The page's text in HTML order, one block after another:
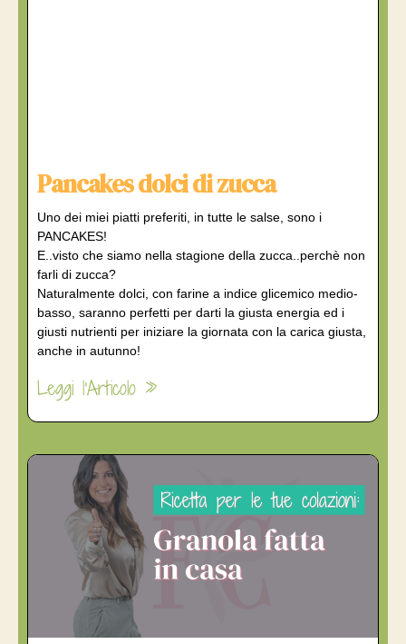
Pancakes dolci di zucca
Uno dei miei piatti preferiti, in tutte le salse, sono i
PANCAKES!
E..visto che siamo nella stagione della zucca..perchè non
farli di zucca?
Naturalmente dolci, con farine a indice glicemico medio-
basso, saranno perfetti per darti la giusta energia ed i
giusti nutrienti per iniziare la giornata con la carica giusta,
anche in autunno!
Leggi l'Articolo »